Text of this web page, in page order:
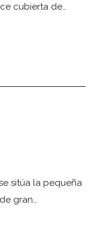
cubierta de…
sitúa la pequeña
gran…